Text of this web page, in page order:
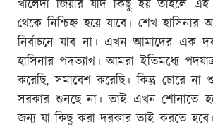
খালেদা জিয়ার যদি কিছু হয় তাহলে
থেকে নিশ্চিহ্ন হয়ে যাবে। শেখ
নির্বাচনে যাব না। এখন আমাদের এক
হাসিনার পদত্যাগ। আমরা ইতিমধ্যে
করেছি, সমাবেশ করেছি। কিন্তু চোরে না
সরকার শুনছে না। তাই এখন শোনাতে
জন্য যা কিছু করা দরকার তাই করতে হবে।